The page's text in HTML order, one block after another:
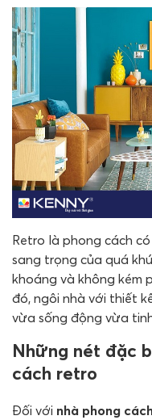
Retro là phong cách
sang trọng của quá
khoáng và không kém
đó, ngôi nhà với thiết
vừa sống động vừa
Những nét đặc
cách retro
Đối với nhà phong